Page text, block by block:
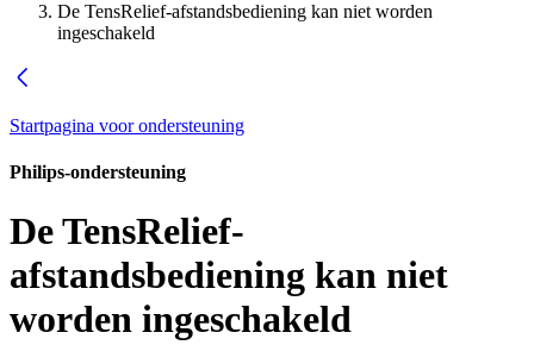
De TensRelief-afstandsbediening kan niet worden
ingeschakeld
Startpagina voor ondersteuning
Philips-ondersteuning
De TensRelief-
afstandsbediening kan niet
worden ingeschakeld